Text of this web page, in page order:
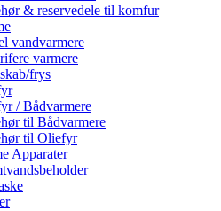
& reservedele til komfur
vandvarmere
varmere
frys
/ Bådvarmere
til Bådvarmere
til Oliefyr
Apparater